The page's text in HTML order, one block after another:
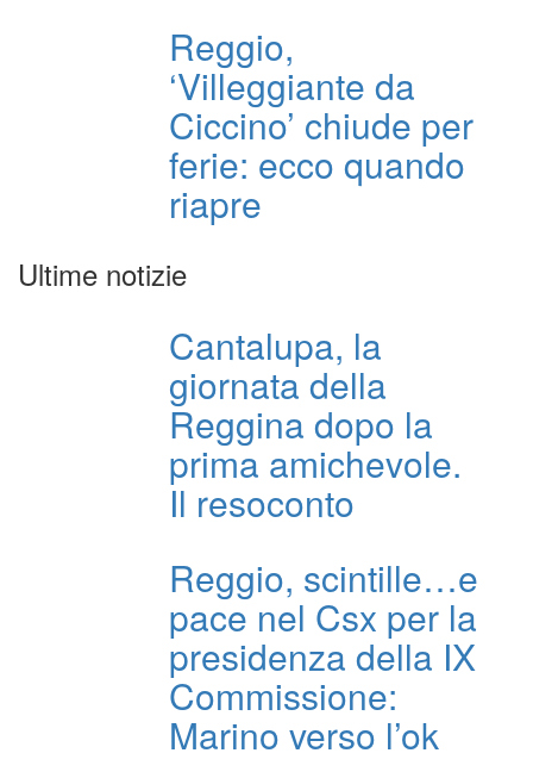
Reggio,
‘Villeggiante da
Ciccino’ chiude per
ferie: ecco quando
riapre
Ultime notizie
Cantalupa, la
giornata della
Reggina dopo la
prima amichevole.
Il resoconto
Reggio, scintille…e
pace nel Csx per la
presidenza della IX
Commissione:
Marino verso l’ok